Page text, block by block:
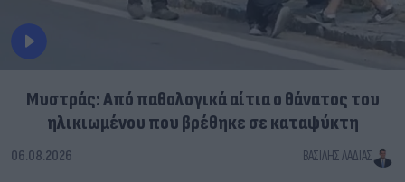
Μυστράς: Από παθολογικά αίτια ο θάνατος του
ηλικιωμένου που βρέθηκε σε καταψύκτη
06.08.2026 ΒΑΣΊΛΗΣ ΛΑΔΙΆΣ